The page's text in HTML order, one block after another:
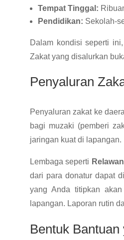
Tempat Tinggal:
Pendidikan: Sekolah-
Dalam kondisi seperti
Zakat yang disalurkan
Penyaluran
Penyaluran zakat ke
bagi muzaki (pemberi
jaringan kuat di lapangan.
Lembaga seperti
dari para donatur dapat
yang Anda titipkan
lapangan. Laporan rutin
Bentuk